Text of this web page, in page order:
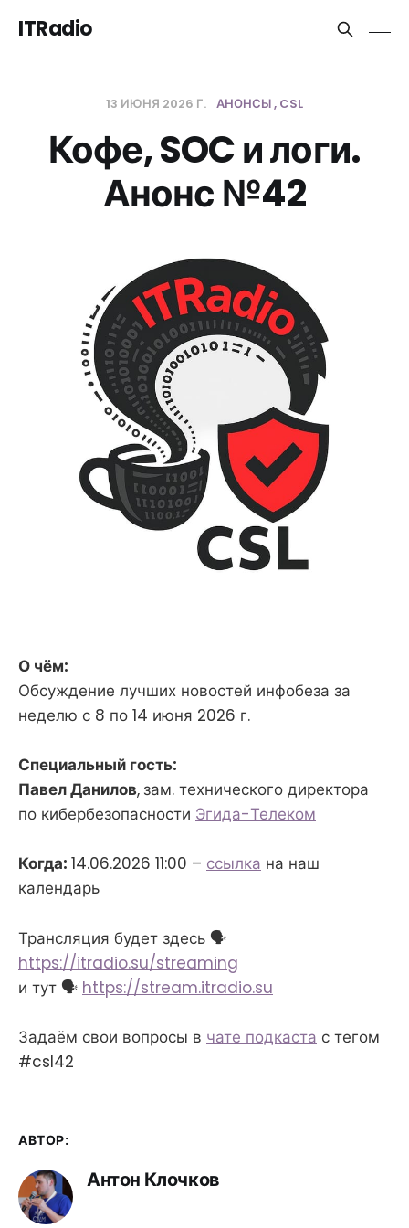
ITRadio
13 ИЮНЯ 2026 Г. АНОНСЫ CSL
Кофе, SOC и логи.
Анонс №42
О чём:
Обсуждение лучших новостей инфобеза за
неделю с 8 по 14 июня 2026 г.
Специальный гость:
Павел Данилов, зам. технического директора
по кибербезопасности Эгида-Телеком
Когда: 14.06.2026 11:00 – ссылка на наш
календарь
Трансляция будет здесь 🗣
https://itradio.su/streaming
и тут 🗣 https://stream.itradio.su
Задаём свои вопросы в чате подкаста с тегом
#csl42
АВТОР:
Антон Клочков